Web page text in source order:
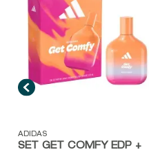
Vista rápida
ADIDAS
SET GET COMFY EDP +